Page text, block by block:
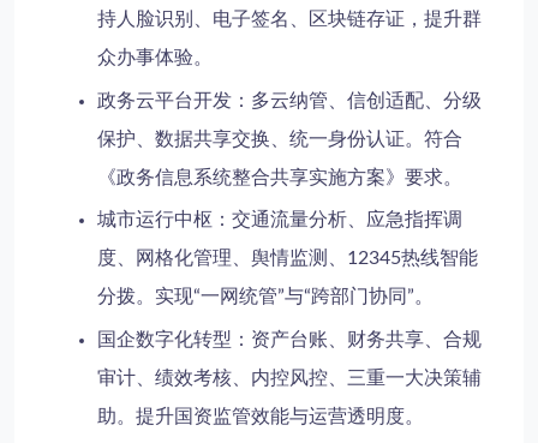
持人脸识别、电子签名、区块链存证，提升群
众办事体验。
政务云平台开发 ：多云纳管、信创适配、分级
保护、数据共享交换、统一身份认证。符合
《政务信息系统整合共享实施方案》要求。
城市运行中枢 ：交通流量分析、应急指挥调
度、网格化管理、舆情监测、12345热线智能
分拨。实现“一网统管”与“跨部门协同”。
国企数字化转型 ：资产台账、财务共享、合规
审计、绩效考核、内控风控、三重一大决策辅
助。提升国资监管效能与运营透明度。